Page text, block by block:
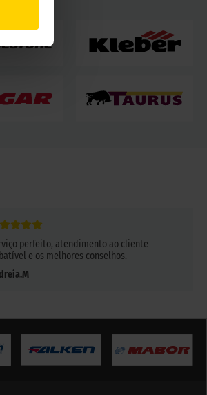
perfeito, atendimento ao cliente
e os melhores conselhos.